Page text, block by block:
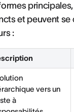
et peuvent se
:
vers un
à